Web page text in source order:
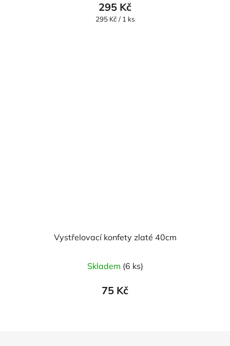
295 Kč
Měrná
295 Kč / 1 ks
Vystřelovací konfety zlaté 40cm
Skladem (6 ks)
75 Kč